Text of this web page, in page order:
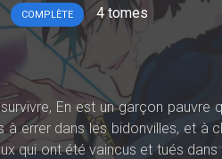
COMPLÈTE 4tomes
En est un garçon pauvre
errer dans les bidonvilles, et à
qui ont été vaincus et tués dans